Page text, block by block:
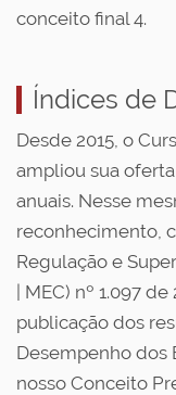
conceito final 4.
Índices de
Desde 2015, o
ampliou sua
anuais. Nesse
reconhecimento,
Regulação e
| MEC) nº 1.097
publicação dos
Desempenho dos
nosso Conceito